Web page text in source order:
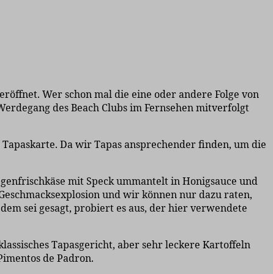
Wer schon mal die eine oder andere Folge von
des Beach Clubs im Fernsehen mitverfolgt
Da wir Tapas ansprechender finden, um die
mit Speck ummantelt in Honigsauce und
und wir können nur dazu raten,
sei gesagt, probiert es aus, der hier verwendete
Tapasgericht, aber sehr leckere Kartoffeln
de Padron.